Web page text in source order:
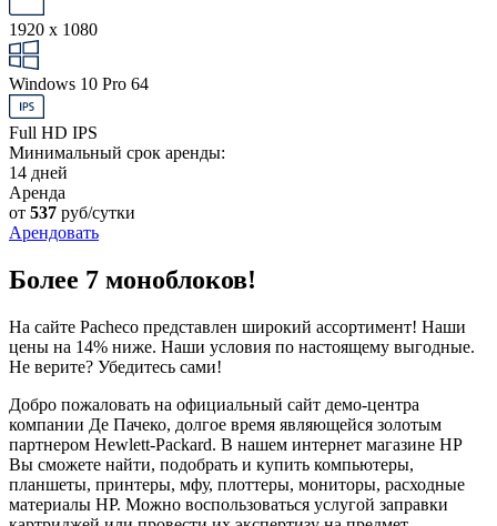
1920 x 1080
Windows 10 Pro 64
Full HD IPS
Минимальный срок аренды:
14 дней
Аренда
от 537 руб/сутки
Арендовать
Более 7 моноблоков!
На сайте Pacheco представлен широкий ассортимент! Наши
цены на 14% ниже. Наши условия по настоящему выгодные.
Не верите? Убедитесь сами!
Добро пожаловать на официальный сайт демо-центра
компании Де Пачеко, долгое время являющейся золотым
партнером Hewlett-Packard. В нашем интернет магазине HP
Вы сможете найти, подобрать и купить компьютеры,
планшеты, принтеры, мфу, плоттеры, мониторы, расходные
материалы HP. Можно воспользоваться услугой заправки